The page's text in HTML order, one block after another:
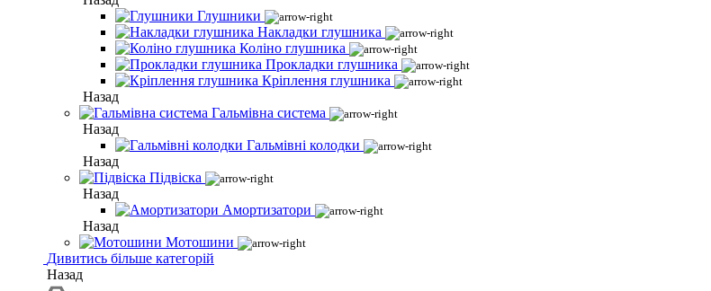
Глушники
Накладки глушника
Коліно глушника
Прокладки глушника
Кріплення глушника
Назад
Гальмівна система
Назад
Гальмівні колодки
Назад
Підвіска
Назад
Амортизатори
Назад
Мотошини
Дивитись більше категорій
Назад